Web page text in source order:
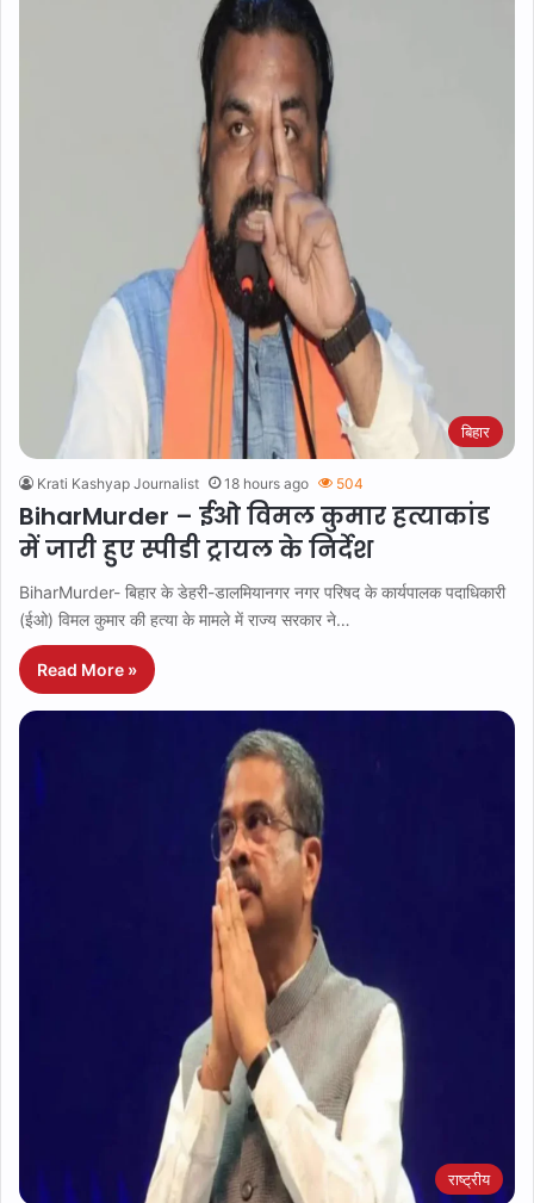
बिहार
Krati Kashyap Journalist 18 hours ago 504
BiharMurder – ईओ विमल कुमार हत्याकांड
में जारी हुए स्पीडी ट्रायल के निर्देश
BiharMurder- बिहार के डेहरी-डालमियानगर नगर परिषद के कार्यपालक पदाधिकारी
(ईओ) विमल कुमार की हत्या के मामले में राज्य सरकार ने…
Read More »
राष्ट्रीय